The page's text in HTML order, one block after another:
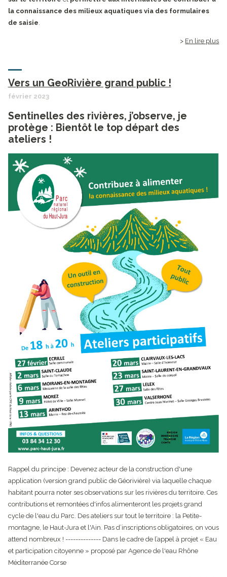
la connaissance des milieux aquatiques via des formulaires
de saisie
En lire plus
Vers un GeoRivière grand public !
février 2023
Sentinelles des rivières, j’observe, je
protège : Bientôt le top départ des
ateliers !
Rappel du principe : Devenez acteur de la construction d'une
application (version grand public de Géorivière) via laquelle chaque
habitant pourra noter ses observations sur les rivières du territoire. Ces
contributions et remontées d'infos alimenteront les projets grand
cycle de l'eau du Parc. Des ateliers sur tout le territoire : la Petite-
montagne, le Haut-Jura et l'Ain. Pas d’inscriptions obligatoires, on vous
attend nombreux ! -------------- Dans le cadre de l’appel à projet « Eau
et participation citoyenne » proposé par Agence de l'eau Rhône
Méditerranée Corse